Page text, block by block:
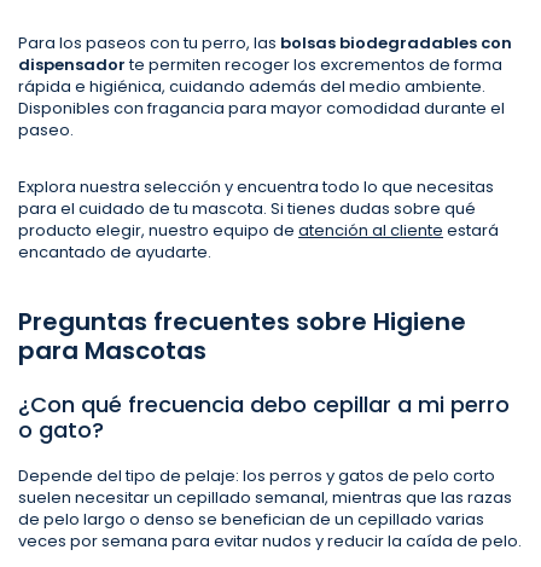
Para los paseos con tu perro, las bolsas biodegradables con
dispensadorte permiten recoger los excrementos de forma
rápida e higiénica, cuidando además del medio ambiente.
Disponibles con fragancia para mayor comodidad durante el
paseo.
Explora nuestra selección y encuentra todo lo que necesitas
para el cuidado de tu mascota. Si tienes dudas sobre qué
producto elegir, nuestro equipo de atención al cliente estará
encantado de ayudarte.
Preguntas frecuentes sobre Higiene
para Mascotas
¿Con qué frecuencia debo cepillar a mi perro
o gato?
Depende del tipo de pelaje: los perros y gatos de pelo corto
suelen necesitar un cepillado semanal, mientras que las razas
de pelo largo o denso se benefician de un cepillado varias
veces por semana para evitar nudos y reducir la caída de pelo.